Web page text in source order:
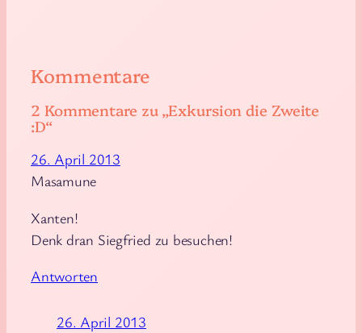
Kommentare
2 Kommentare zu „Exkursion die Zweite
:D“
26. April 2013
Masamune
Xanten!
Denk dran Siegfried zu besuchen!
Antworten
26. April 2013